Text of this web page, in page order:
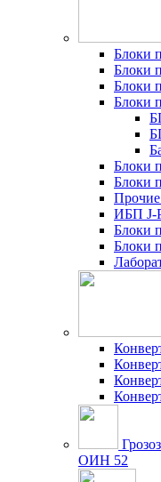
Блоки
Блоки
Блоки
Блоки
Блоки
Блоки
ИБП J-
Блоки
Блоки
ОИН 52